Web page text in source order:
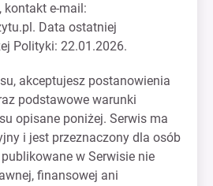
kontakt e-mail:
. Data ostatniej
Polityki: 22.01.2026.
akceptujesz postanowienia
podstawowe warunki
opisane poniżej. Serwis ma
i jest przeznaczony dla osób
w Serwisie nie
finansowej ani